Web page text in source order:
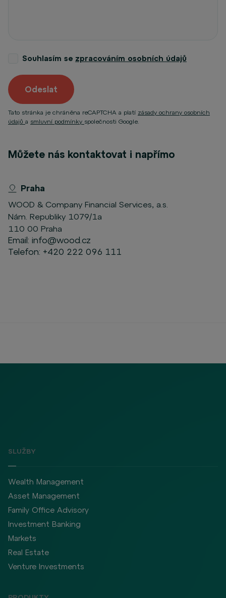
Odeslat
Souhlasím se zpracováním osobních údajů
Tato stránka je chráněna reCAPTCHA a platí zásady ochrany osobních
údajů a smluvní podmínky společnosti Google.
Můžete nás kontaktovat i napřímo
Praha
WOOD & Company Financial Services, a.s.
Nám. Republiky 1079/1a
110 00 Praha
Email: info@wood.cz
Telefon: +420 222 096 111
SLUŽBY
Wealth Management
Asset Management
Family Office Advisory
Investment Banking
Markets
Real Estate
Venture Investments